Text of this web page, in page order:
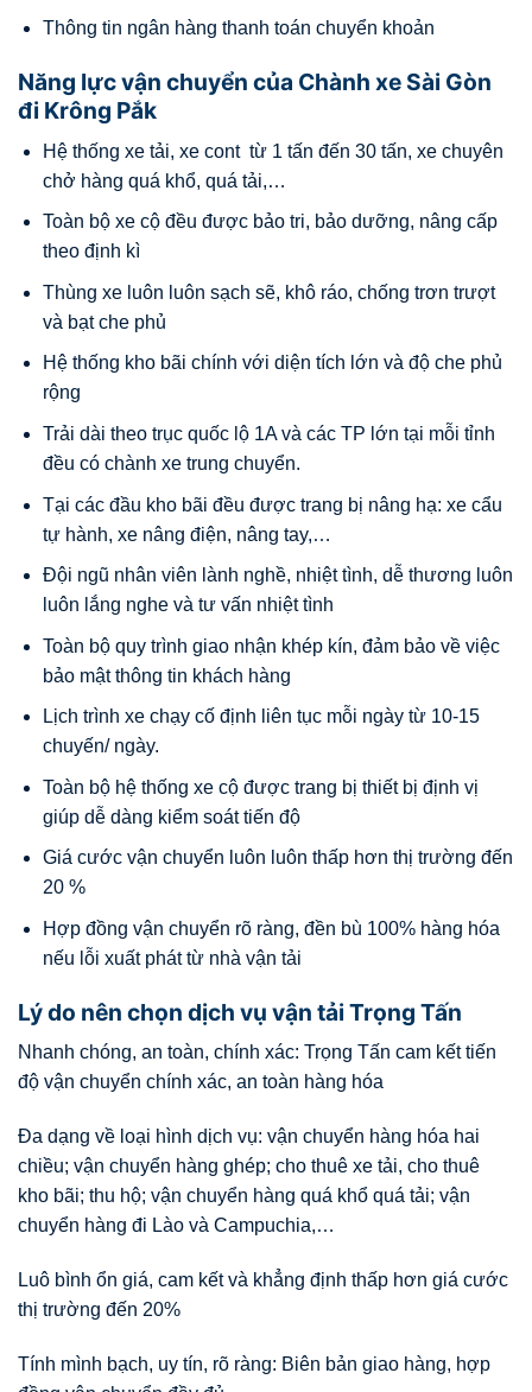
Thông tin ngân hàng thanh toán chuyển khoản
Năng lực vận chuyển của Chành xe Sài Gòn
đi Krông Pắk
Hệ thống xe tải, xe cont từ 1 tấn đến 30 tấn, xe chuyên
chở hàng quá khổ, quá tải,…
Toàn bộ xe cộ đều được bảo tri, bảo dưỡng, nâng cấp
theo định kì
Thùng xe luôn luôn sạch sẽ, khô ráo, chống trơn trượt
và bạt che phủ
Hệ thống kho bãi chính với diện tích lớn và độ che phủ
rộng
Trải dài theo trục quốc lộ 1A và các TP lớn tại mỗi tỉnh
đều có chành xe trung chuyển.
Tại các đầu kho bãi đều được trang bị nâng hạ: xe cẩu
tự hành, xe nâng điện, nâng tay,…
Đội ngũ nhân viên lành nghề, nhiệt tình, dễ thương luôn
luôn lắng nghe và tư vấn nhiệt tình
Toàn bộ quy trình giao nhận khép kín, đảm bảo về việc
bảo mật thông tin khách hàng
Lịch trình xe chạy cố định liên tục mỗi ngày từ 10-15
chuyến/ ngày.
Toàn bộ hệ thống xe cộ được trang bị thiết bị định vị
giúp dễ dàng kiểm soát tiến độ
Giá cước vận chuyển luôn luôn thấp hơn thị trường đến
20 %
Hợp đồng vận chuyển rõ ràng, đền bù 100% hàng hóa
nếu lỗi xuất phát từ nhà vận tải
Lý do nên chọn dịch vụ vận tải Trọng Tấn
Nhanh chóng, an toàn, chính xác: Trọng Tấn cam kết tiến
độ vận chuyển chính xác, an toàn hàng hóa
Đa dạng về loại hình dịch vụ: vận chuyển hàng hóa hai
chiều; vận chuyển hàng ghép; cho thuê xe tải, cho thuê
kho bãi; thu hộ; vận chuyển hàng quá khổ quá tải; vận
chuyển hàng đi Lào và Campuchia,…
Luô bình ổn giá, cam kết và khẳng định thấp hơn giá cước
thị trường đến 20%
Tính mình bạch, uy tín, rõ ràng: Biên bản giao hàng, hợp